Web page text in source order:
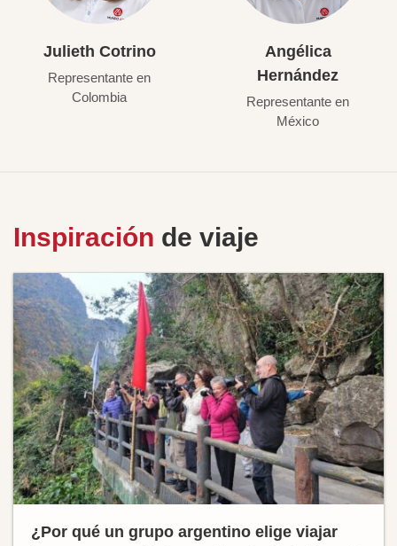
Julieth Cotrino
Representante en
Colombia
Angélica
Hernández
Representante en
México
Inspiración de viaje
¿Por qué un grupo argentino elige viajar